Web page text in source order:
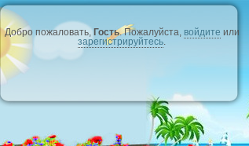
Добро пожаловать,Гость. Пожалуйста, войдите или
зарегистрируйтесь.